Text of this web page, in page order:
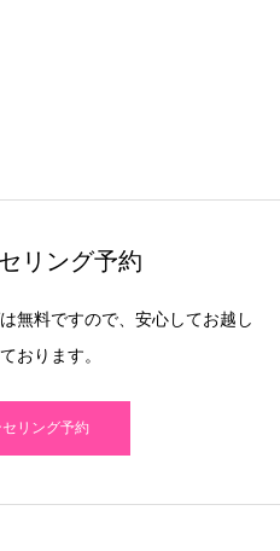
リング予約
無料ですので、安心してお越し
おります。
リング予約